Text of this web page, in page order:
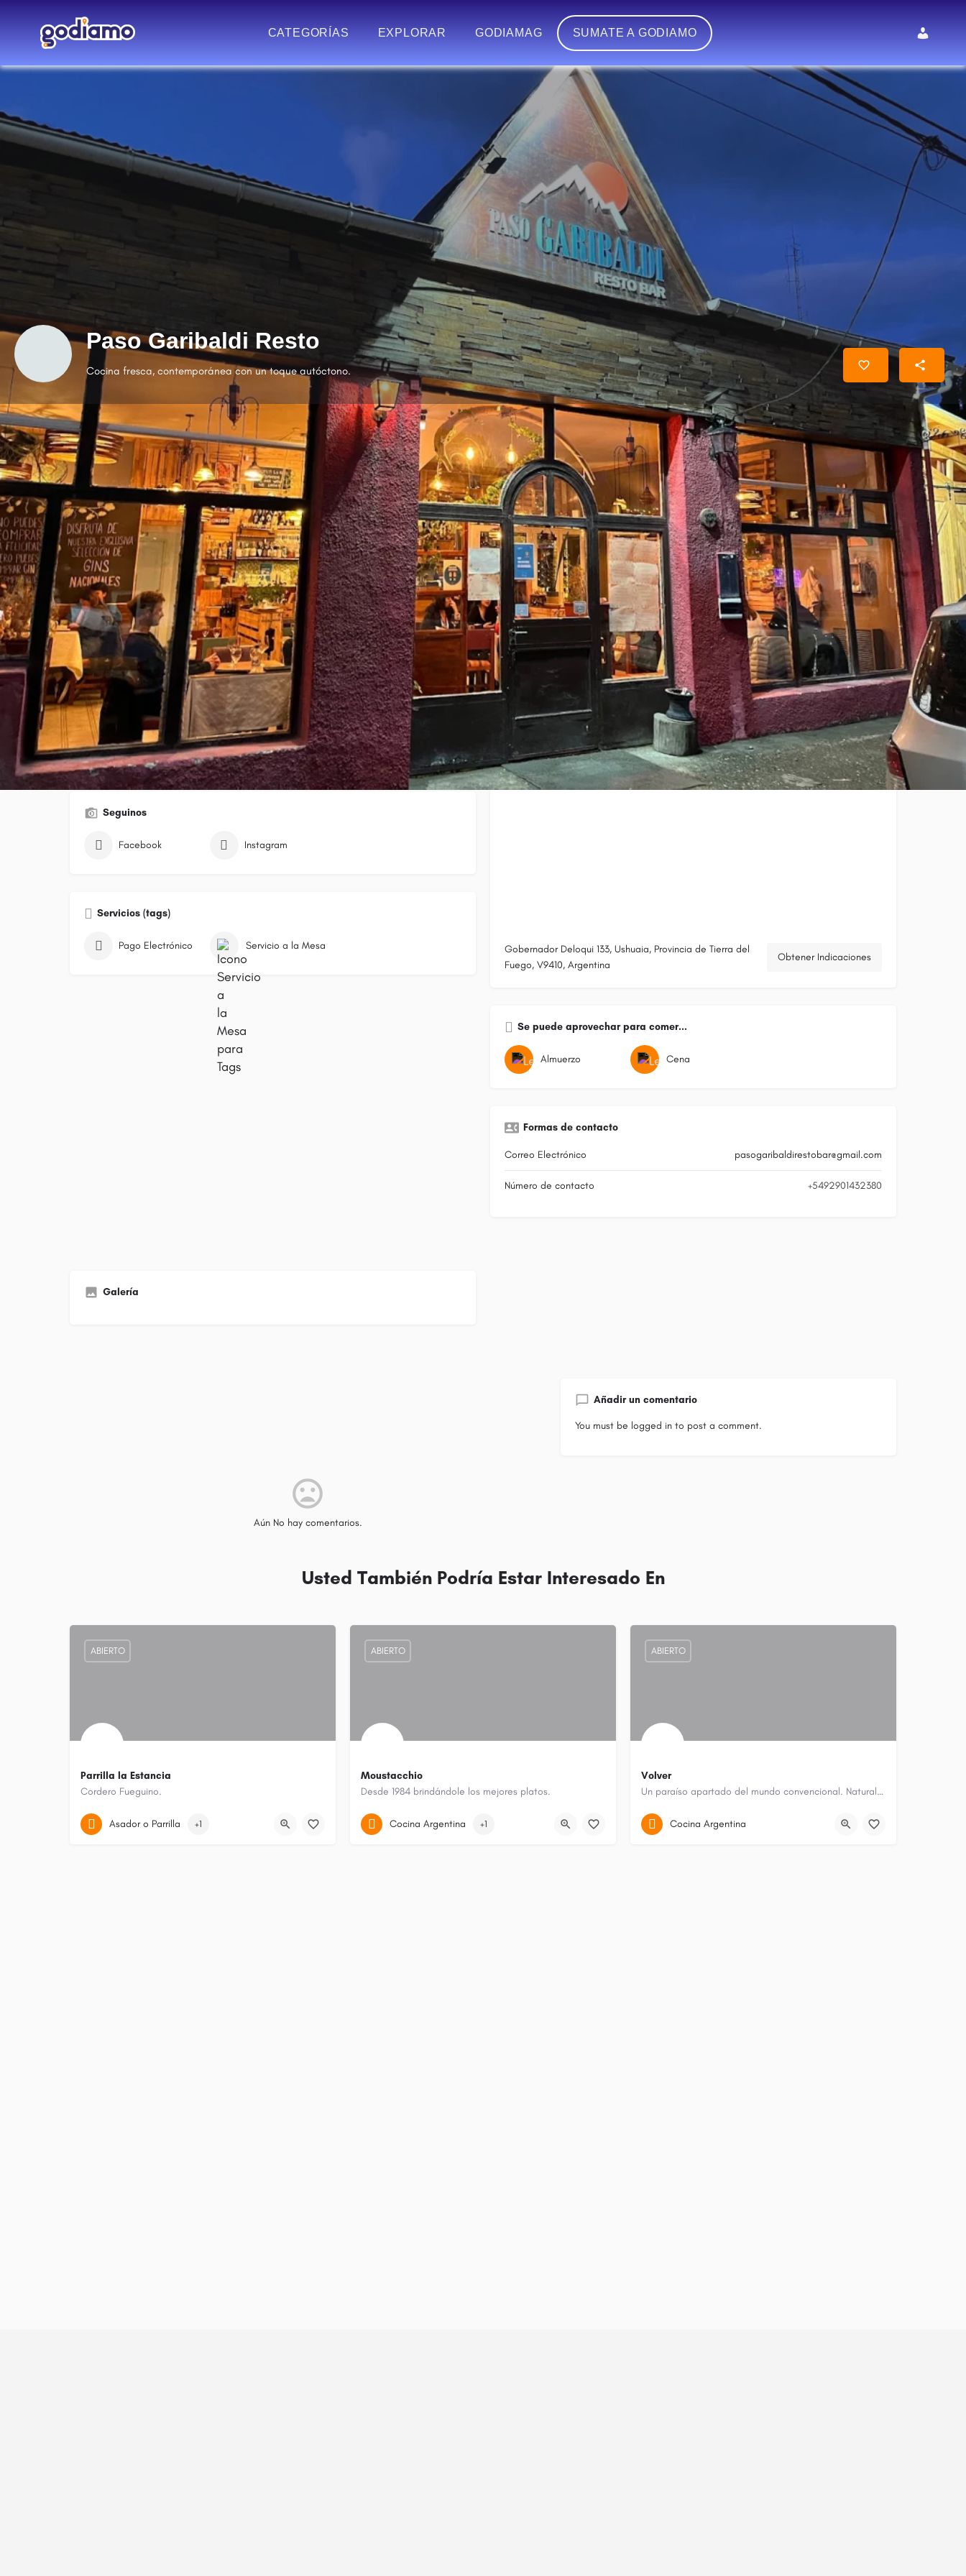
CATEGORÍAS EXPLORAR GODIAMAG SUMATE A GODIAMO
Paso Garibaldi Resto
Cocina fresca, contemporánea con un toque autóctono.
Perfil Galería Reputación
Cómo llegar Llamar Opinar Reservar Reclamar autoría
Categorías
Cocina Argentina
Galería
Seguinos
Facebook Instagram
Servicios (tags)
Pago Electrónico Servicio a la Mesa
Abierto El horario de hoy:12:30 PM - 3:00 PM, 7:30 PM - 11:30 PM
Zona
Ushuaia (municipio)
Ubicación
Gobernador Deloqui 133, Ushuaia, Provincia de Tierra del
Fuego, V9410, Argentina
Obtener Indicaciones
Se puede aprovechar para comer...
Almuerzo Cena
Formas de contacto
Correo Electrónico pasogaribaldirestobar@gmail.com
Número de contacto +5492901432380
Galería
Aún No hay comentarios.
Añadir un comentario
You must be logged into post a comment.
Usted También Podría Estar Interesado En
Parrilla la Estancia
Cordero Fueguino.
Ushuaia (municipio)
ABIERTO
Asador o Parrilla +1
Moustacchio
Desde 1984 brindándole los mejores platos.
Ushuaia (municipio)
ABIERTO
Cocina Argentina +1
Volver
Un paraíso apartado del mundo convencional. Naturaleza viva. Un lugar clásico de la ciudad de Ushuaia.
Ushuaia (municipio)
ABIERTO
Cocina Argentina